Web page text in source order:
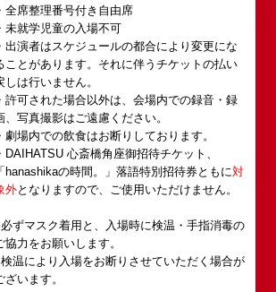
全席整理番号付き自由席
未就学児童の入場不可
出演者はスケジュールの都合により変更にな
ことがあります。それに伴うチケットの払い
しは行いません。
許可された場合以外は、会場内での録音・録
、写真撮影はご遠慮ください。
劇場内での飲食はお断りしております。
DAIHATSU 心斎橋角座御招待チケット、
「hanashikaの時間。」落語特別招待券ともに対
外となりますので、ご使用いただけません。
ずマスク着用と、入場時に検温・手指消毒の
協力をお願いします。
温により入場をお断りさせていただく場合が
ざいます。
アクセス
角座とは
お問い合わせ
ビル(大阪市中央区)の閉館と共に、
た。
名称を、日本のエンタテインメントの
京・大阪で復活させ、 新たな歴史を
たいと考えております。
、日本を代表するエンタテインナーが
れ、文化の発展に寄与できるものと考
。
日 新宿角座 開業
日 心斎橋角座 開業
ファンメール
ジに関するご意見・ご感想（※）
容・出演者等に関するお問い合わせ・
想は各イベントのお問い合わせ先電話
合わせください。
ざいます。予めご了承の上お問い合わ